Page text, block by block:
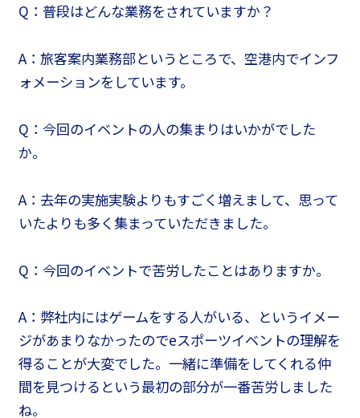
Q：普段はどんな業務をされていますか？
A：旅客案内業務部というところで、空港内でインフ
ォメーションをしています。
Q：今回のイベントの人の集まりはいかがでした
か。
A：去年の実施実験よりもすごく増えまして、思って
いたよりも多く集まっていただきました。
Q：今回のイベントで苦労したことはありますか。
A：弊社内にはゲームをする人がいる、というイメー
ジがあまりなかったのでeスポーツイベントの理解を
得ることが大変でした。一緒に準備をしてくれる仲
間を見つけるという最初の部分が一番苦労しました
ね。